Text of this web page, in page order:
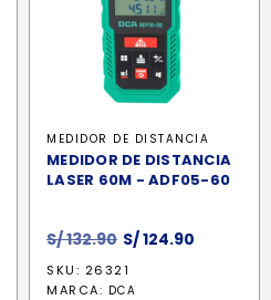
MEDIDOR DE DISTANCIA
MEDIDOR DE DISTANCIA
LASER 60M - ADF05-60
S/132.90 El
precio
original
S/124.90
SKU: 26321
MARCA: DCA